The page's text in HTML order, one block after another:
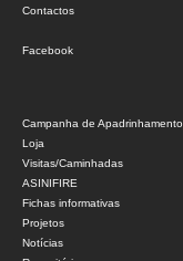
Contactos
Facebook
Campanha de Apadrinhamento
Loja
Visitas/Caminhadas
ASINIFIRE
Fichas informativas
Projetos
Notícias